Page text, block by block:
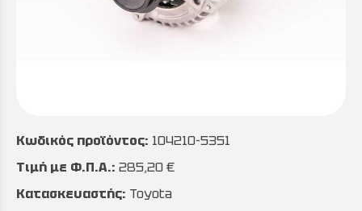
Κωδικός προϊόντος: 104210-5351
Τιμή με Φ.Π.Α.: 285,20 €
Κατασκευαστής: Toyota